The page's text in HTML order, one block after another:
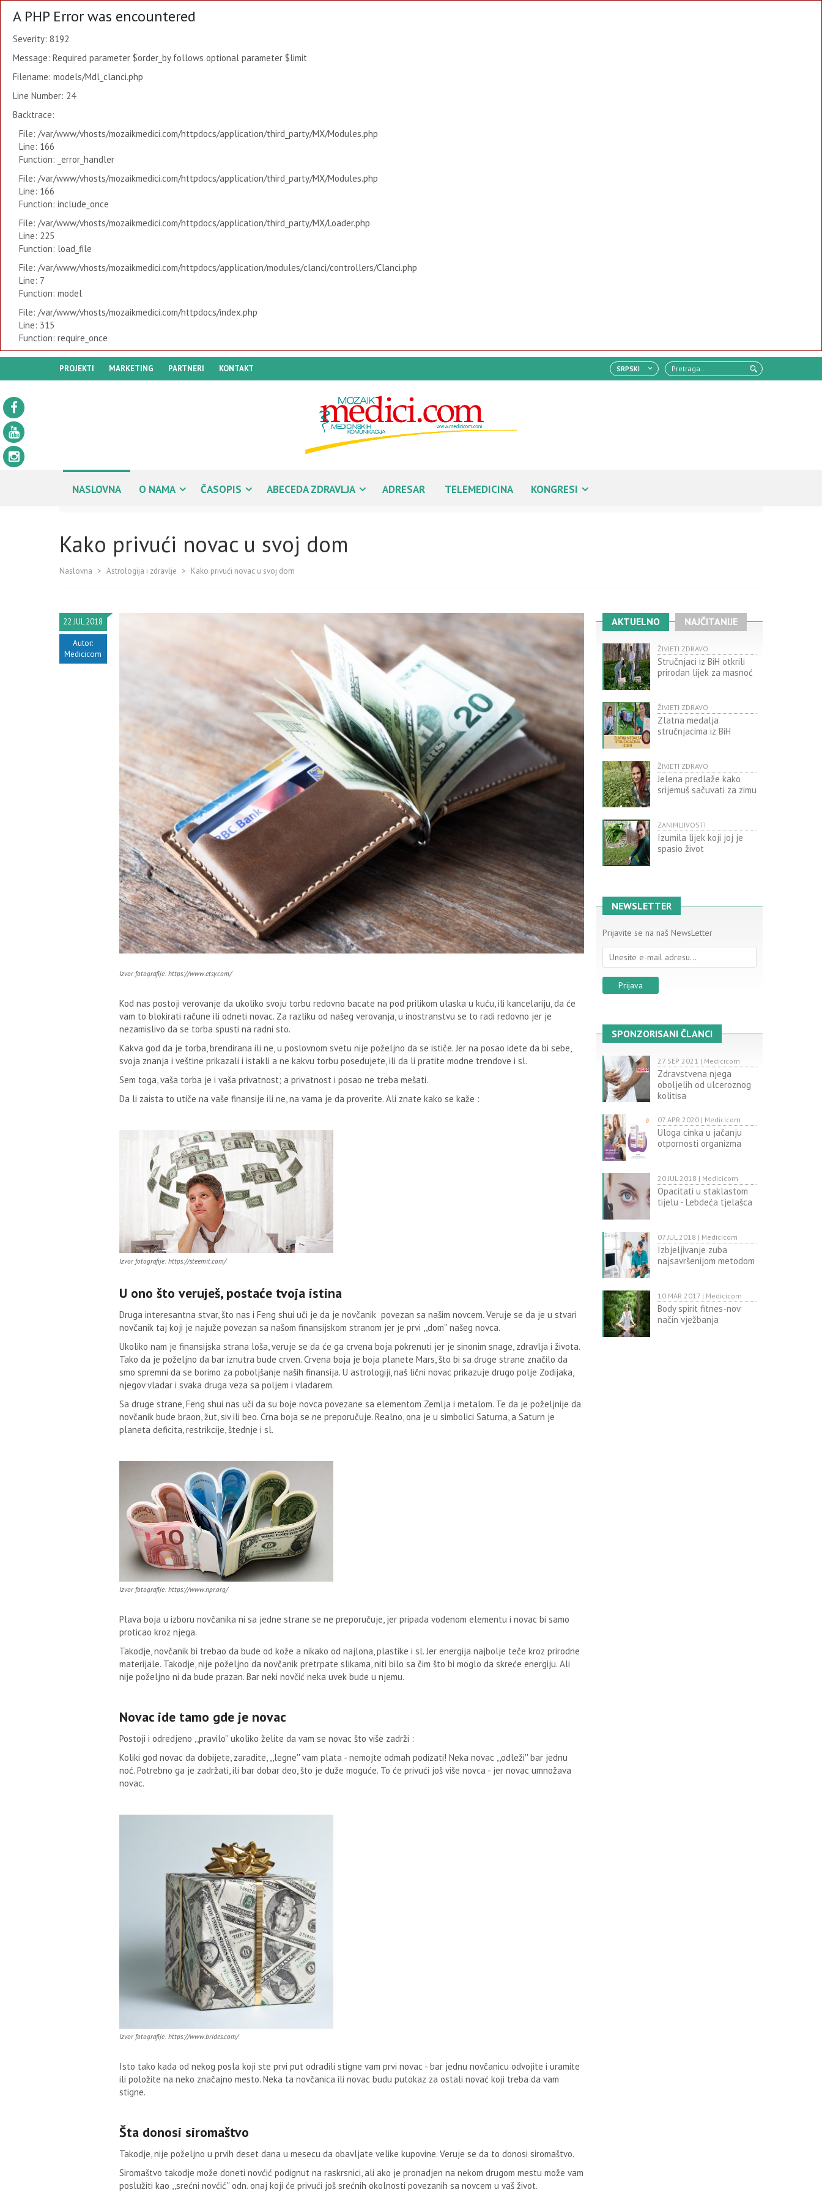
A PHP Error was encountered
Severity: 8192
Message: Required parameter $order_by follows optional parameter $limit
Filename: models/Mdl_clanci.php
Line Number: 24
Backtrace:
File: /var/www/vhosts/mozaikmedici.com/httpdocs/application/third_party/MX/Modules.php
Line: 166
Function: _error_handler
File: /var/www/vhosts/mozaikmedici.com/httpdocs/application/third_party/MX/Modules.php
Line: 166
Function: include_once
File: /var/www/vhosts/mozaikmedici.com/httpdocs/application/third_party/MX/Loader.php
Line: 225
Function: load_file
File: /var/www/vhosts/mozaikmedici.com/httpdocs/application/modules/clanci/controllers/Clanci.php
Line: 7
Function: model
File: /var/www/vhosts/mozaikmedici.com/httpdocs/index.php
Line: 315
Function: require_once
PROJEKTI MARKETING PARTNERI KONTAKT SRPSKI
NASLOVNA O NAMA ČASOPIS ABECEDA ZDRAVLJA ADRESAR TELEMEDICINA KONGRESI
Kako privući novac u svoj dom
Naslovna > Astrologija i zdravlje > Kako privući novac u svoj dom
22 JUL 2018
Autor:
Medicicom
Izvor fotografije: https://www.etsy.com/
Kod nas postoji verovanje da ukoliko svoju torbu redovno bacate na pod prilikom ulaska u kuću, ili kancelariju, da će
vam to blokirati račune ili odneti novac. Za razliku od našeg verovanja, u inostranstvu se to radi redovno jer je
nezamislivo da se torba spusti na radni sto.
Kakva god da je torba, brendirana ili ne, u poslovnom svetu nije poželjno da se ističe. Jer na posao idete da bi sebe,
svoja znanja i veštine prikazali i istakli a ne kakvu torbu posedujete, ili da li pratite modne trendove i sl.
Sem toga, vaša torba je i vaša privatnost; a privatnost i posao ne treba mešati.
Da li zaista to utiče na vaše finansije ili ne, na vama je da proverite. Ali znate kako se kaže :
Izvor fotografije: https://steemit.com/
U ono što veruješ, postaće tvoja istina
Druga interesantna stvar, što nas i Feng shui uči je da je novčanik povezan sa našim novcem. Veruje se da je u stvari
novčanik taj koji je najuže povezan sa našom finansijskom stranom jer je prvi ,,dom'' našeg novca.
Ukoliko nam je finansijska strana loša, veruje se da će ga crvena boja pokrenuti jer je sinonim snage, zdravlja i života.
Tako da je poželjno da bar iznutra bude crven. Crvena boja je boja planete Mars, što bi sa druge strane značilo da
smo spremni da se borimo za poboljšanje naših finansija. U astrologiji, naš lični novac prikazuje drugo polje Zodijaka,
njegov vladar i svaka druga veza sa poljem i vladarem.
Sa druge strane, Feng shui nas uči da su boje novca povezane sa elementom Zemlja i metalom. Te da je poželjnije da
novčanik bude braon, žut, siv ili beo. Crna boja se ne preporučuje. Realno, ona je u simbolici Saturna, a Saturn je
planeta deficita, restrikcije, štednje i sl.
Izvor fotografije: https://www.npr.org/
Plava boja u izboru novčanika ni sa jedne strane se ne preporučuje, jer pripada vodenom elementu i novac bi samo
proticao kroz njega.
Takodje, novčanik bi trebao da bude od kože a nikako od najlona, plastike i sl. Jer energija najbolje teče kroz prirodne
materijale. Takodje, nije poželjno da novčanik pretrpate slikama, niti bilo sa čim što bi moglo da skreće energiju. Ali
nije poželjno ni da bude prazan. Bar neki novčić neka uvek bude u njemu.
Novac ide tamo gde je novac
Postoji i odredjeno ,,pravilo'' ukoliko želite da vam se novac što više zadrži :
Koliki god novac da dobijete, zaradite, ,,legne'' vam plata - nemojte odmah podizati! Neka novac ,,odleži'' bar jednu
noć. Potrebno ga je zadržati, ili bar dobar deo, što je duže moguće. To će privući još više novca - jer novac umnožava
novac.
Izvor fotografije: https://www.brides.com/
Isto tako kada od nekog posla koji ste prvi put odradili stigne vam prvi novac - bar jednu novčanicu odvojite i uramite
ili položite na neko značajno mesto. Neka ta novčanica ili novac budu putokaz za ostali novać koji treba da vam
stigne.
Šta donosi siromaštvo
Takodje, nije poželjno u prvih deset dana u mesecu da obavljate velike kupovine. Veruje se da to donosi siromaštvo.
Siromaštvo takodje može doneti novćić podignut na raskrsnici, ali ako je pronadjen na nekom drugom mestu može vam
poslužiti kao ,,srećni novćić'' odn. onaj koji će privući još srećnih okolnosti povezanih sa novcem u vaš život.
AKTUELNO NAJČITANIJE
ŽIVJETI ZDRAVO
Stručnjaci iz BiH otkrili
prirodan lijek za masnoć
ŽIVJETI ZDRAVO
Zlatna medalja
stručnjacima iz BiH
ŽIVJETI ZDRAVO
Jelena predlaže kako
srijemuš sačuvati za zimu
ZANIMLJIVOSTI
Izumila lijek koji joj je
spasio život
NEWSLETTER
Prijavite se na naš NewsLetter
SPONZORISANI ČLANCI
27 SEP 2021 | Medicicom
Zdravstvena njega
oboljelih od ulceroznog
kolitisa
07 APR 2020 | Medicicom
Uloga cinka u jačanju
otpornosti organizma
20 JUL 2018 | Medicicom
Opacitati u staklastom
tijelu - Lebdeća tjelašca
07 JUL 2018 | Medicicom
Izbjeljivanje zuba
najsavršenijom metodom
10 MAR 2017 | Medicicom
Body spirit fitnes-nov
način vježbanja